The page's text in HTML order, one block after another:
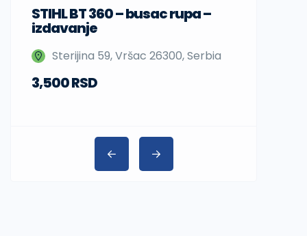
STIHL BT 360 – busac rupa –
izdavanje
Sterijina 59, Vršac 26300, Serbia
3,500 RSD